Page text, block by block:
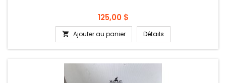
Prix
125,00 $
 Ajouter au panier Détails